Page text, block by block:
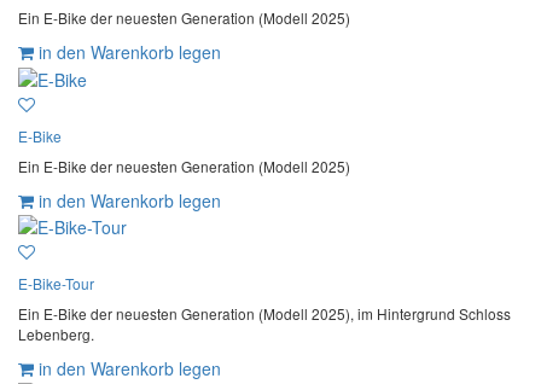
Ein E-Bike der neuesten Generation (Modell 2025)
in den Warenkorb legen
E-Bike
Ein E-Bike der neuesten Generation (Modell 2025)
in den Warenkorb legen
E-Bike-Tour
Ein E-Bike der neuesten Generation (Modell 2025), im Hintergrund Schloss
Lebenberg.
in den Warenkorb legen